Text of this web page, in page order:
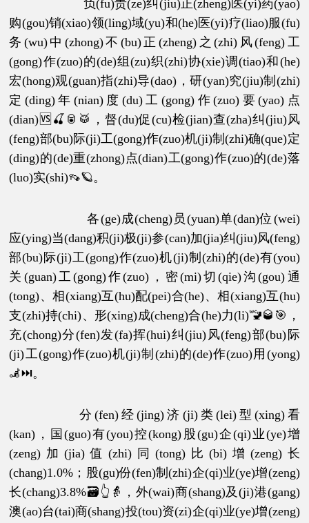
负(fu)责(ze)纠(jiu)正(zheng)医(yi)药(yao)
购(gou)销(xiao)领(ling)域(yu)和(he)医(yi)疗(liao)服(fu)
务(wu)中(zhong)不(bu)正(zheng)之(zhi)风(feng)工
(gong)作(zuo)的(de)组(zu)织(zhi)协(xie)调(tiao)和(he)
宏(hong)观(guan)指(zhi)导(dao)，研(yan)究(jiu)制(zhi)
定(ding)年(nian)度(du)工(gong)作(zuo)要(yao)点
(dian)🆚🍒🥫🥁，督(du)促(cu)检(jian)查(zha)纠(jiu)风
(feng)部(bu)际(ji)工(gong)作(zuo)机(ji)制(zhi)确(que)定
(ding)的(de)重(zhong)点(dian)工(gong)作(zuo)的(de)落
(luo)实(shi)👡🪐。
各(ge)成(cheng)员(yuan)单(dan)位(wei)
应(ying)当(dang)积(ji)极(ji)参(can)加(jia)纠(jiu)风(feng)
部(bu)际(ji)工(gong)作(zuo)机(ji)制(zhi)的(de)有(you)
关(guan)工(gong)作(zuo)，密(mi)切(qie)沟(gou)通
(tong)、相(xiang)互(hu)配(pei)合(he)、相(xiang)互(hu)
支(zhi)持(chi)、形(xing)成(cheng)合(he)力(li)🚾🥃🎯，
充(chong)分(fen)发(fa)挥(hui)纠(jiu)风(feng)部(bu)际
(ji)工(gong)作(zuo)机(ji)制(zhi)的(de)作(zuo)用(yong)
🦼⏭。
分(fen)经(jing)济(ji)类(lei)型(xing)看
(kan)，国(guo)有(you)控(kong)股(gu)企(qi)业(ye)增
(zeng)加(jia)值(zhi)同(tong)比(bi)增(zeng)长
(chang)1.0%；股(gu)份(fen)制(zhi)企(qi)业(ye)增(zeng)
长(chang)3.8%🗃👆👵，外(wai)商(shang)及(ji)港(gang)
澳(ao)台(tai)商(shang)投(tou)资(zi)企(qi)业(ye)增(zeng)